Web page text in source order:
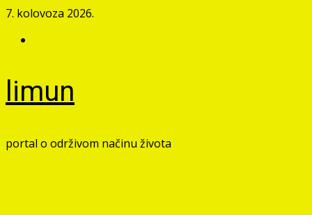
Skip
content
7. kolovoza 2026.
limun
portal o održivom načinu života